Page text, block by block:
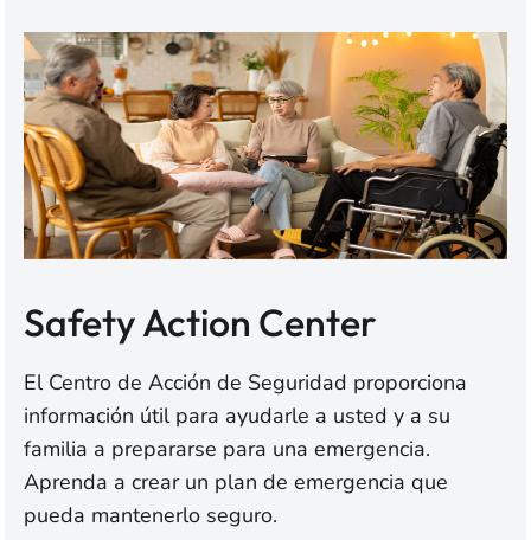
Safety Action Center
El Centro de Acción de Seguridad proporciona
información útil para ayudarle a usted y a su
familia a prepararse para una emergencia.
Aprenda a crear un plan de emergencia que
pueda mantenerlo seguro.